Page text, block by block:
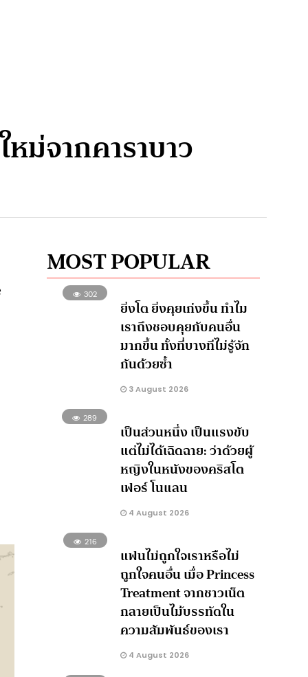
ม่จากคาราบาว
MOST POPULAR
302
ยิ่งโต ยิ่งคุยเก่งขึ้น ทำไม
เราถึงชอบคุยกับคนอื่น
มากขึ้น ทั้งที่บางทีไม่รู้จัก
กันด้วยซ้ำ
3 August 2026
289
เป็นส่วนหนึ่ง เป็นแรงขับ
แต่ไม่ได้เฉิดฉาย: ว่าด้วยผู้
หญิงในหนังของคริสโต
เฟอร์ โนแลน
4 August 2026
216
แฟนไม่ถูกใจเราหรือไม่
ถูกใจคนอื่น เมื่อ Princess
Treatment จากชาวเน็ต
กลายเป็นไม้บรรทัดใน
ความสัมพันธ์ของเรา
4 August 2026